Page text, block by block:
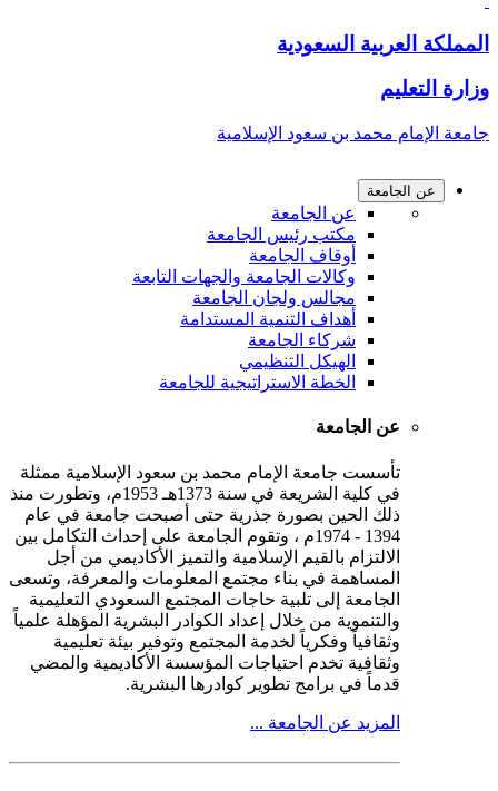
المملكة العربية السعودية
وزارة التعليم
جامعة الإمام محمد بن سعود الإسلامية
عن الجامعة
عن الجامعة
مكتب رئيس الجامعة
أوقاف الجامعة
وكالات الجامعة والجهات التابعة
مجالس ولجان الجامعة
أهداف التنمية المستدامة
شركاء الجامعة
الهيكل التنظيمي
الخطة الاستراتيجية للجامعة
عن الجامعة
تأسست جامعة الإمام محمد بن سعود الإسلامية ممثلة
في كلية الشريعة في سنة 1373هـ 1953م، وتطورت منذ
ذلك الحين بصورة جذرية حتى أصبحت جامعة في عام
1394 - 1974م ، وتقوم الجامعة على إحداث التكامل بين
الالتزام بالقيم الإسلامية والتميز الأكاديمي من أجل
المساهمة في بناء مجتمع المعلومات والمعرفة، وتسعى
الجامعة إلى تلبية حاجات المجتمع السعودي التعليمية
والتنموية من خلال إعداد الكوادر البشرية المؤهلة علمياً
وثقافياً وفكرياً لخدمة المجتمع وتوفير بيئة تعليمية
وثقافية تخدم احتياجات المؤسسة الأكاديمية والمضي
قدماً في برامج تطوير كوادرها البشرية.
المزيد عن الجامعة ...